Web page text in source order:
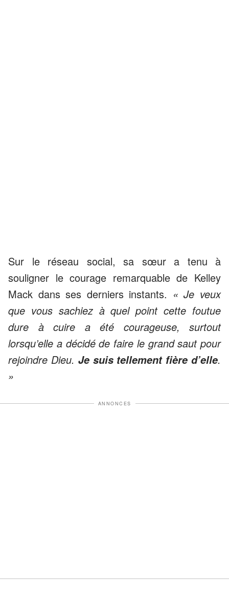
Sur le réseau social, sa sœur a tenu à
souligner le courage remarquable de Kelley
Mack dans ses derniers instants. « Je veux
que vous sachiez à quel point cette foutue
dure à cuire a été courageuse, surtout
lorsqu’elle a décidé de faire le grand saut pour
rejoindre Dieu. Je suis tellement fière d’elle.
»
ANNONCES